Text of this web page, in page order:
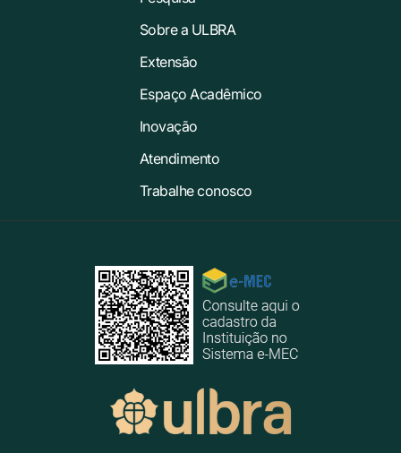
Sobre a ULBRA
Extensão
Espaço Acadêmico
Inovação
Atendimento
Trabalhe conosco